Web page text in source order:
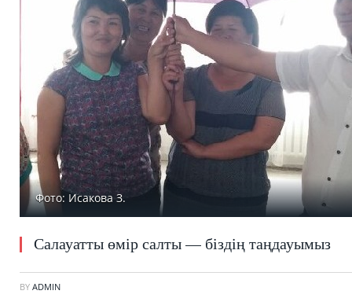
Фото: Исакова З.
Салауатты өмір салты — біздің таңдауымыз
BY ADMIN